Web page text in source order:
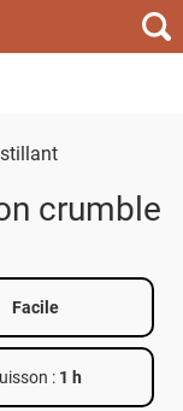
crumble
Facile
: 1 h